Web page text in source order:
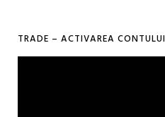
TRADE – ACTIVAREA CONTULUI